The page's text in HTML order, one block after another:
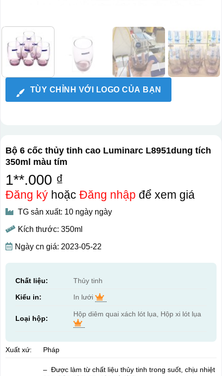
TÙY CHỈNH VỚI LOGO CỦA BẠN
Bộ 6 cốc thủy tinh cao Luminarc L8951dung tích
350ml màu tím
1**.000 ₫
Đăng kýhoặc Đăng nhập để xem giá
TG sản xuất: 10 ngày ngày
Kích thước: 350ml
Ngày cn giá: 2023-05-22
Chất liệu: Thủy tinh
Kiểu in: In lưới
Loại hộp:
Hộp diêm quai xách lót lụa, Hộp xi lót lụa
Xuất xứ: Pháp
– Được làm từ chất liệu thủy tinh trong suốt, chịu nhiệt